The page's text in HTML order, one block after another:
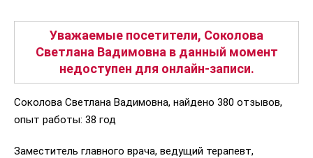
Уважаемые посетители, Соколова
Светлана Вадимовна в данный момент
недоступен для онлайн-записи.
Соколова Светлана Вадимовна, найдено 380 отзывов,
опыт работы: 38 год
Заместитель главного врача, ведущий терапевт,